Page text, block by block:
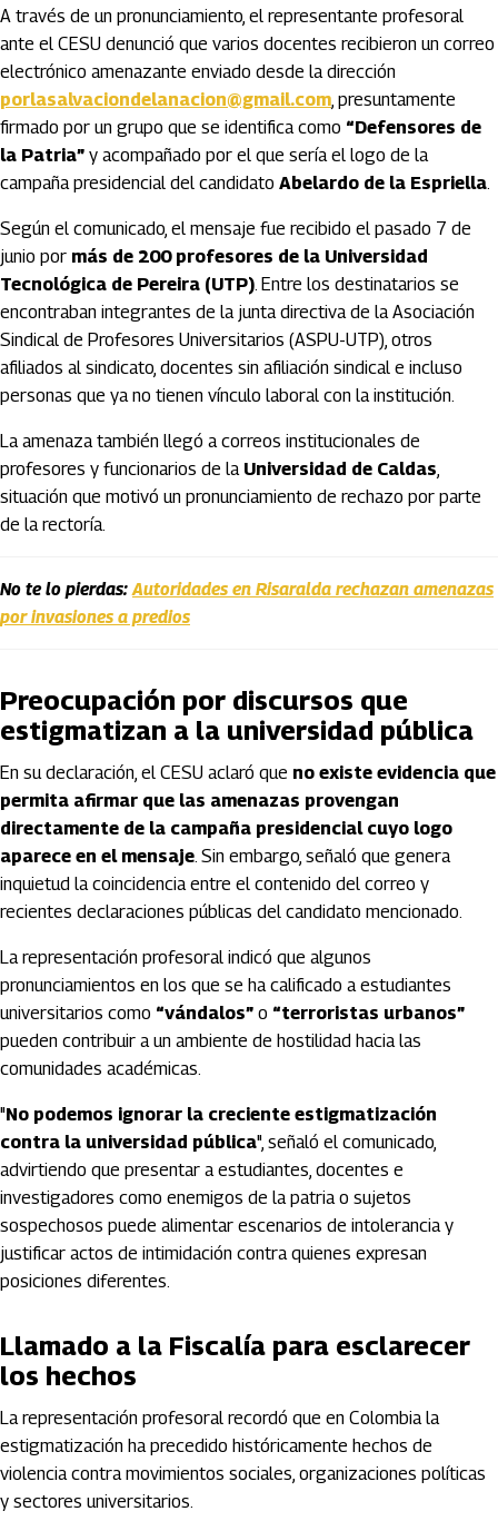
A través de un pronunciamiento, el representante profesoral
ante el CESU denunció que varios docentes recibieron un correo
electrónico amenazante enviado desde la dirección
porlasalvaciondelanacion@gmail.com, presuntamente
firmado por un grupo que se identifica como “Defensores de
la Patria” y acompañado por el que sería el logo de la
campaña presidencial del candidato Abelardo de la Espriella.
Según el comunicado, el mensaje fue recibido el pasado 7 de
junio por más de 200 profesores de la Universidad
Tecnológica de Pereira (UTP). Entre los destinatarios se
encontraban integrantes de la junta directiva de la Asociación
Sindical de Profesores Universitarios (ASPU-UTP), otros
afiliados al sindicato, docentes sin afiliación sindical e incluso
personas que ya no tienen vínculo laboral con la institución.
La amenaza también llegó a correos institucionales de
profesores y funcionarios de la Universidad de Caldas,
situación que motivó un pronunciamiento de rechazo por parte
de la rectoría.
No te lo pierdas:Autoridades en Risaralda rechazan amenazas
por invasiones a predios
Preocupación por discursos que
estigmatizan a la universidad pública
En su declaración, el CESU aclaró que no existe evidencia que
permita afirmar que las amenazas provengan
directamente de la campaña presidencial cuyo logo
aparece en el mensaje. Sin embargo, señaló que genera
inquietud la coincidencia entre el contenido del correo y
recientes declaraciones públicas del candidato mencionado.
La representación profesoral indicó que algunos
pronunciamientos en los que se ha calificado a estudiantes
universitarios como “vándalos” o “terroristas urbanos”
pueden contribuir a un ambiente de hostilidad hacia las
comunidades académicas.
"No podemos ignorar la creciente estigmatización
contra la universidad pública", señaló el comunicado,
advirtiendo que presentar a estudiantes, docentes e
investigadores como enemigos de la patria o sujetos
sospechosos puede alimentar escenarios de intolerancia y
justificar actos de intimidación contra quienes expresan
posiciones diferentes.
Llamado a la Fiscalía para esclarecer
los hechos
La representación profesoral recordó que en Colombia la
estigmatización ha precedido históricamente hechos de
violencia contra movimientos sociales, organizaciones políticas
y sectores universitarios.